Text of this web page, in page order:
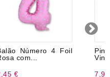
Número 4 Foil
com...
€